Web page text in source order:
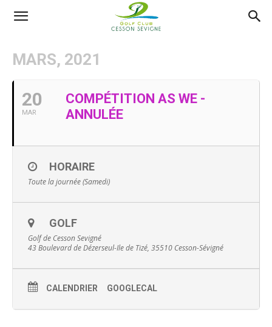
Sevigné
MARS, 2021
20
MAR
COMPÉTITION AS WE -
ANNULÉE
HORAIRE
Toute la journée (Samedi)
GOLF
Golf de Cesson Sevigné
43 Boulevard de Dézerseul-Ile de Tizé, 35510 Cesson-Sévigné
CALENDRIER GOOGLECAL